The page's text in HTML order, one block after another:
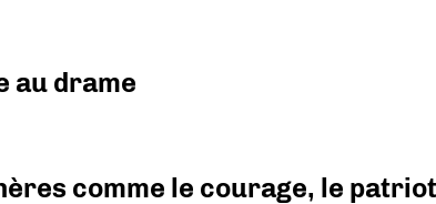
au drame
comme le courage, le